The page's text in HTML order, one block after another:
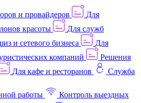
и провайдеров
Для
красоты
Для служб
и сетевого бизнеса
Для
компаний
Решения
Для кафе и ресторанов
Служба
работы
Контроль выездных